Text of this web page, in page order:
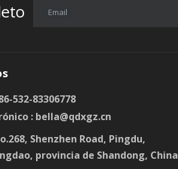
Email
532-83306778
: bella@qdxgz.cn
Shenzhen Road, Pingdu,
provincia de Shandong, China